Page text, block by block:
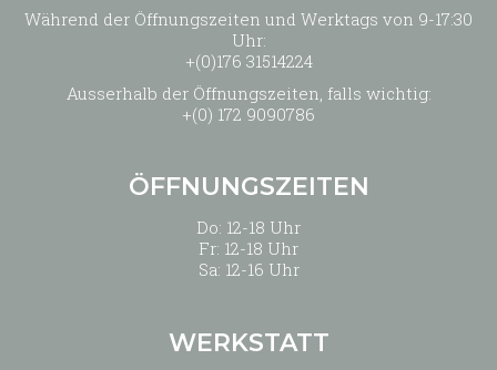
Während der Öffnungszeiten und Werktags von 9-17:30
Uhr:
+(0)176 31514224
Ausserhalb der Öffnungszeiten, falls wichtig:
+(0) 172 9090786
ÖFFNUNGSZEITEN
Do: 12-18 Uhr
Fr: 12-18 Uhr
Sa: 12-16 Uhr
WERKSTATT